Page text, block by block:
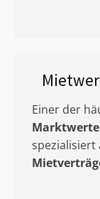
Einer der
spezialisiert